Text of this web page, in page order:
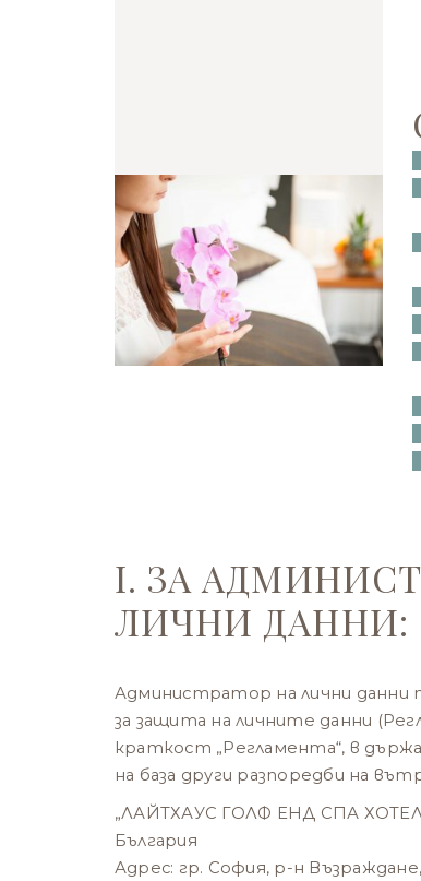
I. ЗА
ЛИЧНИ ДАННИ:
Администратор на лични данни
за защита на личните данни
краткост „Регламента“, в
на база други разпоредби на
„ЛАЙТХАУС ГОЛФ ЕНД СПА
България
Адрес: гр. София, р-н